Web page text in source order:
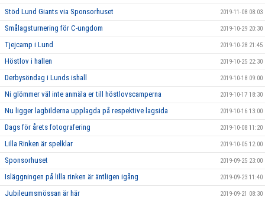
Stöd Lund Giants via Sponsorhuset 2019-11-08 08:03
Smålagsturnering för C-ungdom 2019-10-29 20:30
Tjejcamp i Lund 2019-10-28 21:45
Höstlov i hallen 2019-10-25 22:30
Derbysöndag i Lunds ishall 2019-10-18 09:00
Ni glömmer väl inte anmäla er till höstlovscamperna 2019-10-17 18:30
Nu ligger lagbilderna upplagda på respektive lagsida 2019-10-16 13:00
Dags för årets fotografering 2019-10-08 11:20
Lilla Rinken är spelklar 2019-10-05 12:00
Sponsorhuset 2019-09-25 23:00
Isläggningen på lilla rinken är äntligen igång 2019-09-23 11:40
Jubileumsmössan är här 2019-09-21 08:30